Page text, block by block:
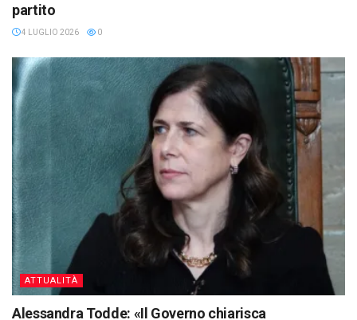
partito
4 LUGLIO 2026 0
ATTUALITÀ
Alessandra Todde: «Il Governo chiarisca